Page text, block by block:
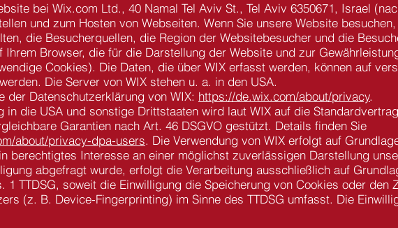
bei Wix.com Ltd., 40 Namal Tel Aviv St., Tel Aviv 6350671, Israel
und zum Hosten von Webseiten. Wenn Sie unsere Website
die Besucherquellen, die Region der Websitebesucher und die
Ihrem Browser, die für die Darstellung der Website und zur
Cookies). Die Daten, die über WIX erfasst werden, können auf
Die Server von WIX stehen u. a. in den USA.
der Datenschutzerklärung von WIX: https://de.wix.com/about/privacy.
in die USA und sonstige Drittstaaten wird laut WIX auf die
Garantien nach Art. 46 DSGVO gestützt. Details finden Sie
about/privacy-dpa-users. Die Verwendung von WIX erfolgt auf
berechtigtes Interesse an einer möglichst zuverlässigen Darstellung
abgefragt wurde, erfolgt die Verarbeitung ausschließlich auf
1 TTDSG, soweit die Einwilligung die Speicherung von Cookies oder den
(z. B. Device-Fingerprinting) im Sinne des TTDSG umfasst. Die